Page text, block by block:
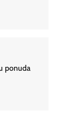
ponuda